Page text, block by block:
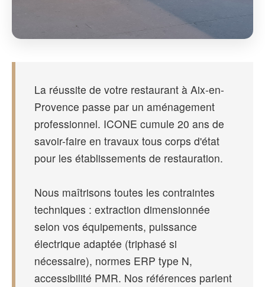
La réussite de votre restaurant à Aix-en-
Provence passe par un aménagement
professionnel. ICONE cumule 20 ans de
savoir-faire en travaux tous corps d'état
pour les établissements de restauration.
Nous maîtrisons toutes les contraintes
techniques : extraction dimensionnée
selon vos équipements, puissance
électrique adaptée (triphasé si
nécessaire), normes ERP type N,
accessibilité PMR. Nos références parlent